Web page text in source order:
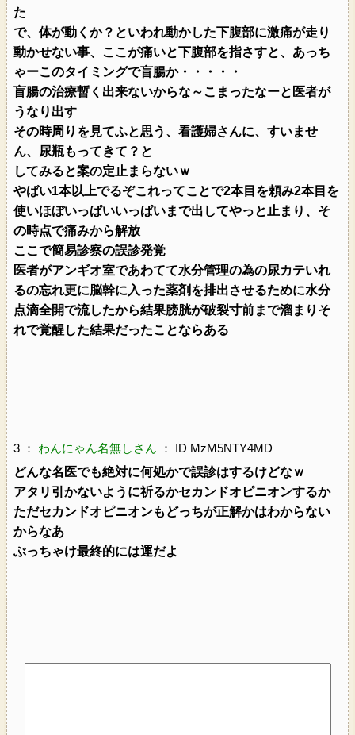
た
で、体が動くか？といわれ動かした下腹部に激痛が走り
動かせない事、ここが痛いと下腹部を指さすと、あっち
ゃーこのタイミングで盲腸か・・・・・
盲腸の治療暫く出来ないからな～こまったなーと医者が
うなり出す
その時周りを見てふと思う、看護婦さんに、すいませ
ん、尿瓶もってきて？と
してみると案の定止まらないｗ
やばい1本以上でるぞこれってことで2本目を頼み2本目を
使いほぼいっぱいいっぱいまで出してやっと止まり、そ
の時点で痛みから解放
ここで簡易診察の誤診発覚
医者がアンギオ室であわてて水分管理の為の尿カテいれ
るの忘れ更に脳幹に入った薬剤を排出させるために水分
点滴全開で流したから結果膀胱が破裂寸前まで溜まりそ
れで覚醒した結果だったことならある
3 ： わんにゃん名無しさん ： ID MzM5NTY4MD
どんな名医でも絶対に何処かで誤診はするけどなｗ
アタリ引かないように祈るかセカンドオピニオンするか
ただセカンドオピニオンもどっちが正解かはわからない
からなあ
ぶっちゃけ最終的には運だよ